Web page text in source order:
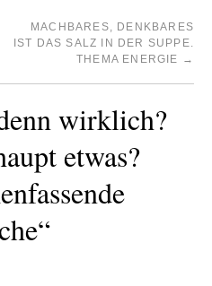
MACHBARES, DENKBARES
IST DAS SALZ IN DER SUPPE.
THEMA ENERGIE →
wirklich?
etwas?